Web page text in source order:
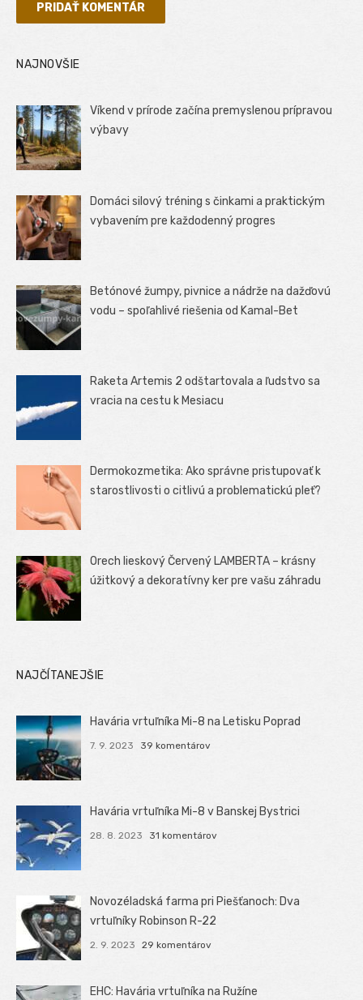
NAJNOVŠIE
Víkend v prírode začína premyslenou prípravou
výbavy
Domáci silový tréning s činkami a praktickým
vybavením pre každodenný progres
Betónové žumpy, pivnice a nádrže na dažďovú
vodu – spoľahlivé riešenia od Kamal-Bet
Raketa Artemis 2 odštartovala a ľudstvo sa
vracia na cestu k Mesiacu
Dermokozmetika: Ako správne pristupovať k
starostlivosti o citlivú a problematickú pleť?
Orech lieskový Červený LAMBERTA – krásny
úžitkový a dekoratívny ker pre vašu záhradu
NAJČÍTANEJŠIE
Havária vrtuľníka Mi-8 na Letisku Poprad
7. 9. 2023 39 komentárov
Havária vrtuľníka Mi-8 v Banskej Bystrici
28. 8. 2023 31 komentárov
Novozéladská farma pri Piešťanoch: Dva
vrtuľníky Robinson R-22
2. 9. 2023 29 komentárov
EHC: Havária vrtuľníka na Ružíne